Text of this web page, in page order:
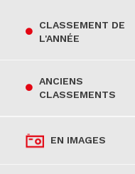
CLASSEMENT DE
L'ANNÉE
ANCIENS
CLASSEMENTS
EN IMAGES